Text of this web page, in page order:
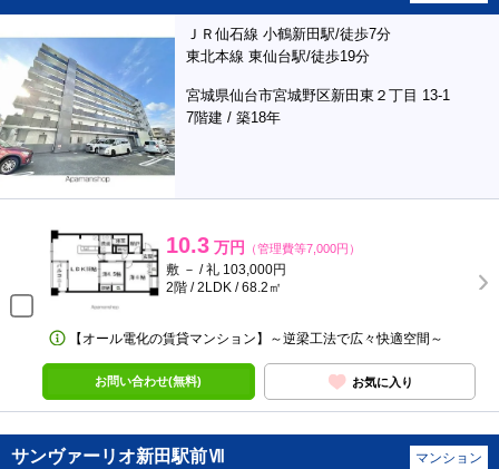
ＪＲ仙石線 小鶴新田駅/徒歩7分
東北本線 東仙台駅/徒歩19分
宮城県仙台市宮城野区新田東２丁目 13-1
7階建 / 築18年
10.3 万円 （管理費等7,000円）
敷 － / 礼 103,000円
2階 / 2LDK / 68.2㎡
【オール電化の賃貸マンション】～逆梁工法で広々快適空間～
お問い合わせ(無料) お気に入り
サンヴァーリオ新田駅前Ⅶ マンション